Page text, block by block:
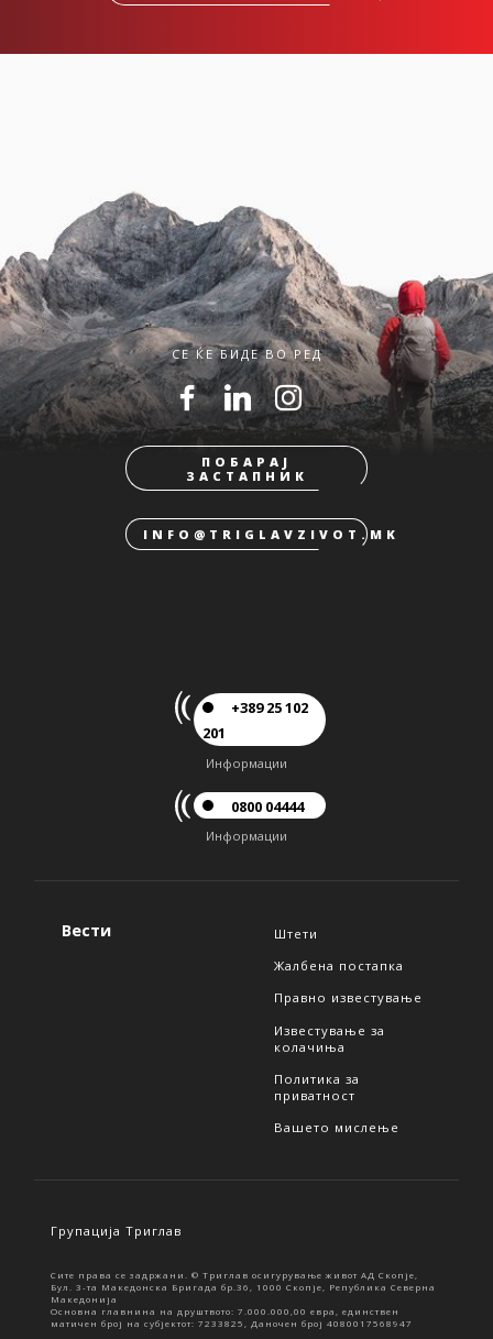
СЕ ЌЕ БИДЕ ВО РЕД
ПОБАРАЈ
ЗАСТАПНИК
INFO@TRIGLAVZIVOT.MK
+389 25 102
201
Информации
0800 04444
Информации
Вести
Штети
Жалбена постапка
Правно известување
Известување за
колачиња
Политика за
приватност
Вашето мислење
Групација Триглав
Сите права се задржани. © Триглав осигурување живот АД Скопје,
Бул. 3-та Македонска Бригада бр.36, 1000 Скопје, Република Северна
Македонија
Основна главнина на друштвото: 7.000.000,00 евра, единствен
матичен број на субјектот: 7233825, Даночен број 4080017568947